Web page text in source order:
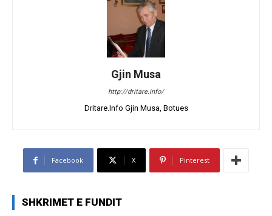
Gjin Musa
http://dritare.info/
Dritare.Info Gjin Musa, Botues
Facebook X Pinterest
SHKRIMET E FUNDIT